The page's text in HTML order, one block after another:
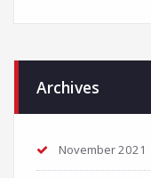
Archives
November 2021